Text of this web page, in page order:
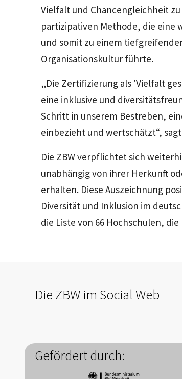
Vielfalt und Chancengleichheit
partizipativen Methode, die eine
und somit zu einem
Organisationskultur führte.
„Die Zertifizierung als 'Vielfalt
eine inklusive und
Schritt in unserem Bestreben,
einbezieht und wertschätzt“,
Die ZBW verpflichtet sich
unabhängig von ihrer Herkunft
erhalten. Diese Auszeichnung
Diversität und Inklusion im
die Liste von 66 Hochschulen,
Die ZBW im Social Web
Gefördert durch: